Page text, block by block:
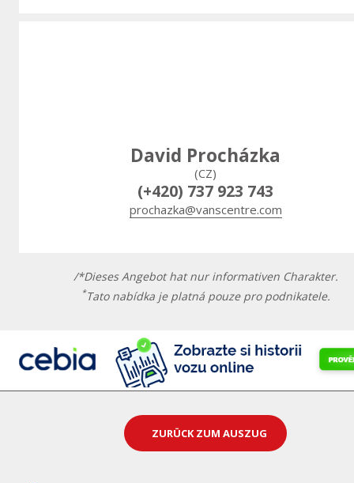
David Procházka
(CZ)
(+420) 737 923 743
prochazka@vanscentre.com
/*Dieses Angebot hat nur informativen Charakter.
*Tato nabídka je platná pouze pro podnikatele.
ZURÜCK ZUM AUSZUG